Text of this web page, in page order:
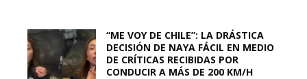
“ME VOY DE CHILE”: LA DRÁSTICA
DECISIÓN DE NAYA FÁCIL EN MEDIO
DE CRÍTICAS RECIBIDAS POR
CONDUCIR A MÁS DE 200 KM/H